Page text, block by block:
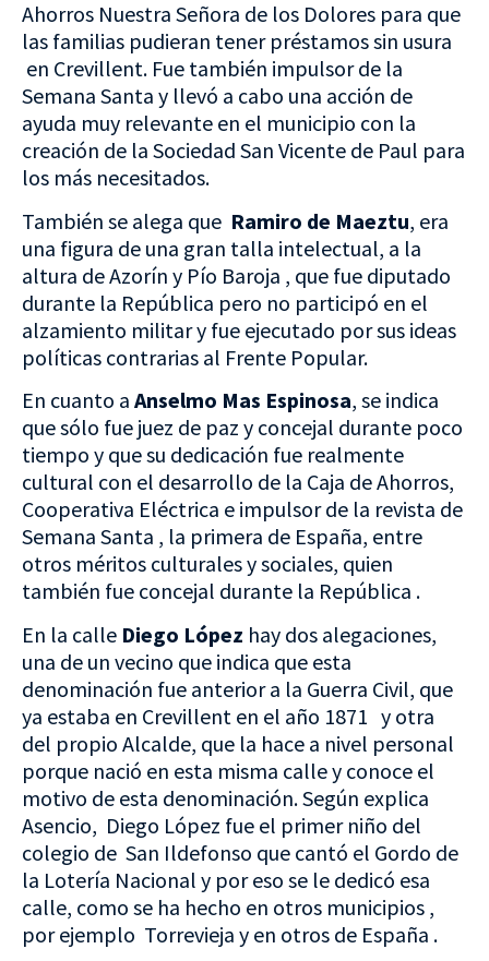
Ahorros Nuestra Señora de los Dolores para que
las familias pudieran tener préstamos sin usura
en Crevillent. Fue también impulsor de la
Semana Santa y llevó a cabo una acción de
ayuda muy relevante en el municipio con la
creación de la Sociedad San Vicente de Paul para
los más necesitados.
También se alega que Ramiro de Maeztu, era
una figura de una gran talla intelectual, a la
altura de Azorín y Pío Baroja , que fue diputado
durante la República pero no participó en el
alzamiento militar y fue ejecutado por sus ideas
políticas contrarias al Frente Popular.
En cuanto a Anselmo Mas Espinosa, se indica
que sólo fue juez de paz y concejal durante poco
tiempo y que su dedicación fue realmente
cultural con el desarrollo de la Caja de Ahorros,
Cooperativa Eléctrica e impulsor de la revista de
Semana Santa , la primera de España, entre
otros méritos culturales y sociales, quien
también fue concejal durante la República .
En la calle Diego López hay dos alegaciones,
una de un vecino que indica que esta
denominación fue anterior a la Guerra Civil, que
ya estaba en Crevillent en el año 1871 y otra
del propio Alcalde, que la hace a nivel personal
porque nació en esta misma calle y conoce el
motivo de esta denominación. Según explica
Asencio, Diego López fue el primer niño del
colegio de San Ildefonso que cantó el Gordo de
la Lotería Nacional y por eso se le dedicó esa
calle, como se ha hecho en otros municipios ,
por ejemplo Torrevieja y en otros de España .